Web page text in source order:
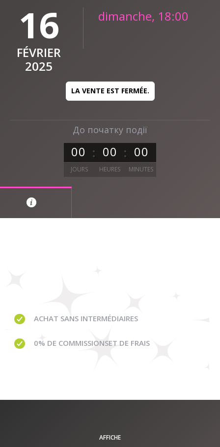
До початку події
00 00 00
JOURS HEURES MINUTES
16
FÉVRIER
2025
dimanche, 18:00
LA VENTE EST FERMÉE.
ACHAT SANS INTERMÉDIAIRES
0% DE COMMISSIONSET DE FRAIS
AFFICHE